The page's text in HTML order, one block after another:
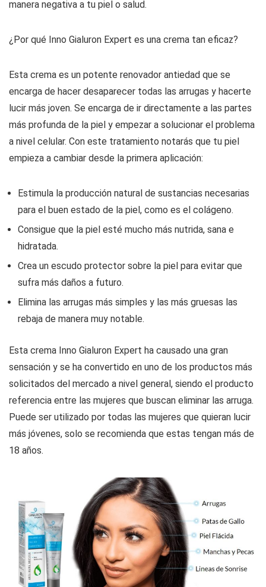
manera negativa a tu piel o salud.
¿Por qué Inno Gialuron Expert es una crema tan eficaz?
Esta crema es un potente renovador antiedad que se
encarga de hacer desaparecer todas las arrugas y hacerte
lucir más joven. Se encarga de ir directamente a las partes
más profunda de la piel y empezar a solucionar el problema
a nivel celular. Con este tratamiento notarás que tu piel
empieza a cambiar desde la primera aplicación:
Estimula la producción natural de sustancias necesarias
para el buen estado de la piel, como es el colágeno.
Consigue que la piel esté mucho más nutrida, sana e
hidratada.
Crea un escudo protector sobre la piel para evitar que
sufra más daños a futuro.
Elimina las arrugas más simples y las más gruesas las
rebaja de manera muy notable.
Esta crema Inno Gialuron Expert ha causado una gran
sensación y se ha convertido en uno de los productos más
solicitados del mercado a nivel general, siendo el producto
referencia entre las mujeres que buscan eliminar las arruga.
Puede ser utilizado por todas las mujeres que quieran lucir
más jóvenes, solo se recomienda que estas tengan más de
18 años.